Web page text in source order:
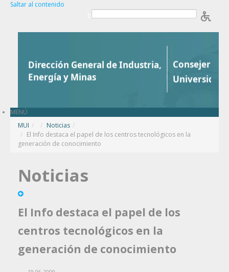
Saltar al contenido
MENÚ
MUI / Noticias /
El Info destaca el papel de los centros tecnológicos en la
generación de conocimiento
Noticias
El Info destaca el papel de los
centros tecnológicos en la
generación de conocimiento